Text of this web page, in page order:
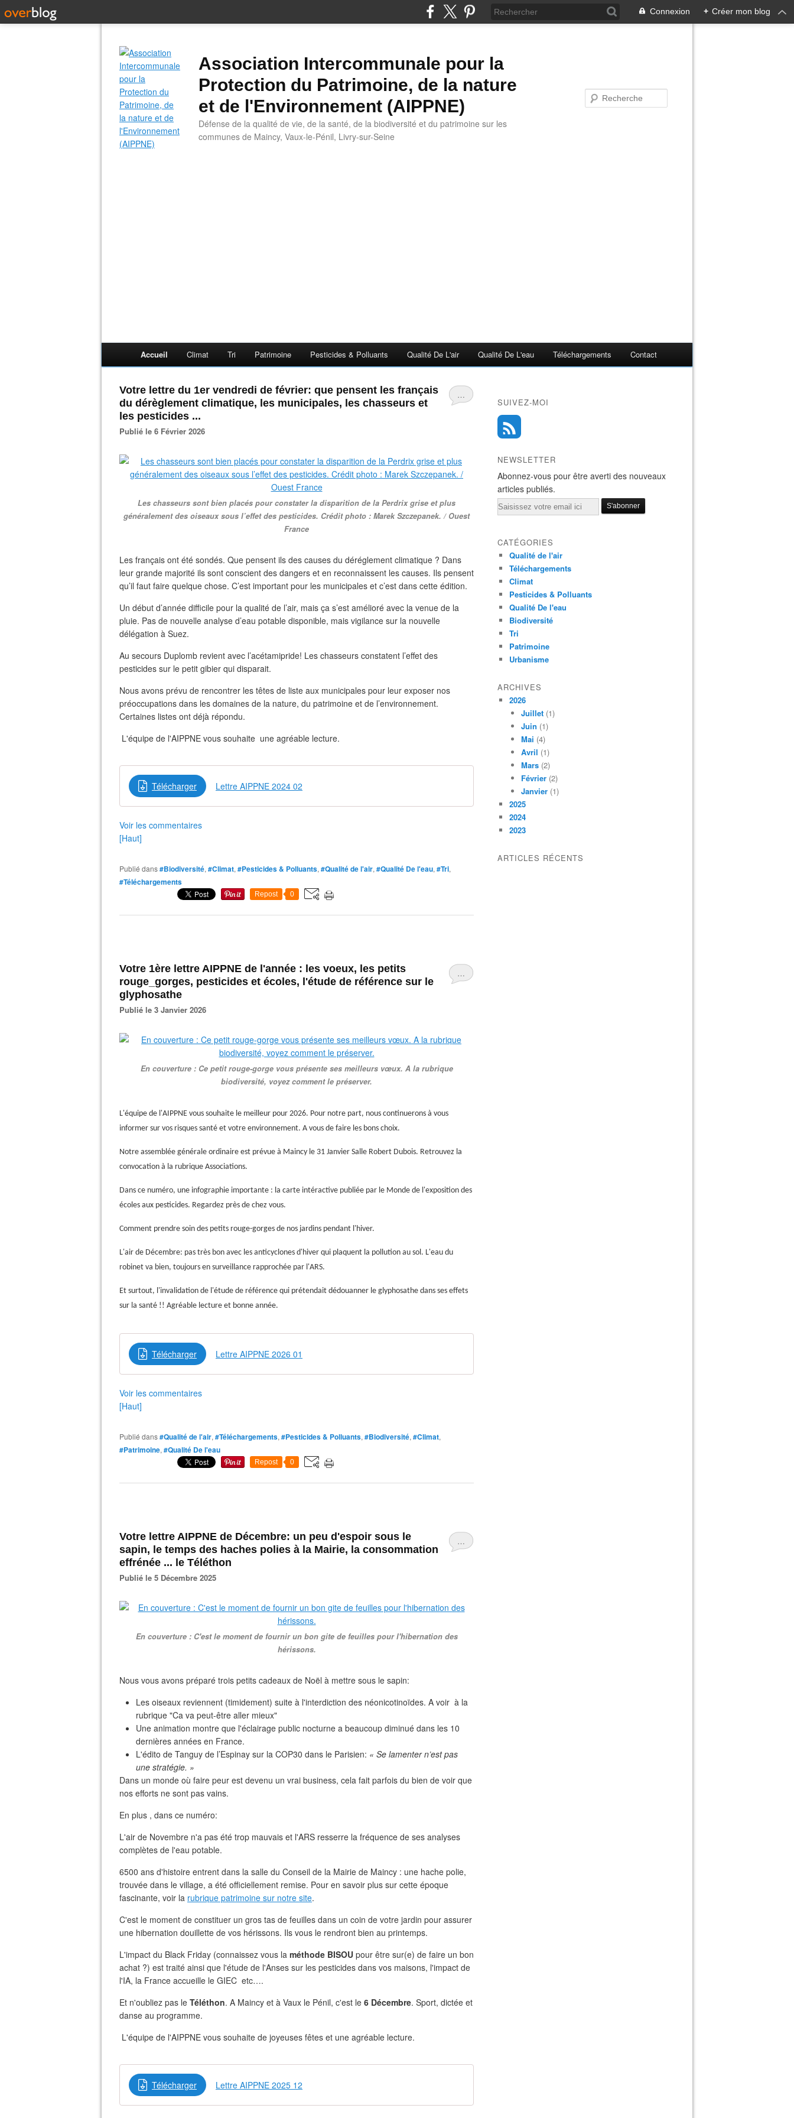
Connexion + Créer mon blog
Association Intercommunale pour la
Protection du Patrimoine, de la nature
et de l'Environnement (AIPPNE)
Défense de la qualité de vie, de la santé, de la biodiversité et du patrimoine sur les
communes de Maincy, Vaux-le-Pénil, Livry-sur-Seine
Accueil Climat Tri Patrimoine Pesticides & Polluants Qualité De L'air Qualité De L'eau Téléchargements Contact
…
Votre lettre du 1er vendredi de février: que pensent les français
du dérèglement climatique, les municipales, les chasseurs et
les pesticides ...
Publié le 6 Février 2026
Les chasseurs sont bien placés pour constater la disparition de la Perdrix grise et plus
généralement des oiseaux sous l’effet des pesticides. Crédit photo : Marek Szczepanek. / Ouest
France
Les français ont été sondés. Que pensent ils des causes du déréglement climatique ? Dans
leur grande majorité ils sont conscient des dangers et en reconnaissent les causes. Ils pensent
qu’il faut faire quelque chose. C’est important pour les municipales et c’est dans cette édition.
Un début d’année difficile pour la qualité de l’air, mais ça s’est amélioré avec la venue de la
pluie. Pas de nouvelle analyse d’eau potable disponible, mais vigilance sur la nouvelle
délégation à Suez.
Au secours Duplomb revient avec l’acétamipride! Les chasseurs constatent l’effet des
pesticides sur le petit gibier qui disparait.
Nous avons prévu de rencontrer les têtes de liste aux municipales pour leur exposer nos
préoccupations dans les domaines de la nature, du patrimoine et de l’environnement.
Certaines listes ont déjà répondu.
L'équipe de l'AIPPNE vous souhaite une agréable lecture.
Télécharger Lettre AIPPNE 2024 02
Voir les commentaires
[Haut]
Publié dans#Biodiversité, #Climat, #Pesticides & Polluants, #Qualité de l'air, #Qualité De l'eau, #Tri,
#Téléchargements
Repost 0
…
Votre 1ère lettre AIPPNE de l'année : les voeux, les petits
rouge_gorges, pesticides et écoles, l'étude de référence sur le
glyphosathe
Publié le 3 Janvier 2026
En couverture : Ce petit rouge-gorge vous présente ses meilleurs vœux. A la rubrique
biodiversité, voyez comment le préserver.
L'équipe de l'AIPPNE vous souhaite le meilleur pour 2026. Pour notre part, nous continuerons à vous
informer sur vos risques santé et votre environnement. A vous de faire les bons choix.
Notre assemblée générale ordinaire est prévue à Maincy le 31 Janvier Salle Robert Dubois. Retrouvez la
convocation à la rubrique Associations.
Dans ce numéro, une infographie importante : la carte intéractive publiée par le Monde de l'exposition des
écoles aux pesticides. Regardez près de chez vous.
Comment prendre soin des petits rouge-gorges de nos jardins pendant l'hiver.
L'air de Décembre: pas très bon avec les anticyclones d'hiver qui plaquent la pollution au sol. L'eau du
robinet va bien, toujours en surveillance rapprochée par l'ARS.
Et surtout, l'invalidation de l'étude de référence qui prétendait dédouanner le glyphosathe dans ses effets
sur la santé !! Agréable lecture et bonne année.
Télécharger Lettre AIPPNE 2026 01
Voir les commentaires
[Haut]
Publié dans#Qualité de l'air, #Téléchargements, #Pesticides & Polluants, #Biodiversité, #Climat,
#Patrimoine, #Qualité De l'eau
Repost 0
…
Votre lettre AIPPNE de Décembre: un peu d'espoir sous le
sapin, le temps des haches polies à la Mairie, la consommation
effrénée ... le Téléthon
Publié le 5 Décembre 2025
En couverture : C'est le moment de fournir un bon gite de feuilles pour l'hibernation des
hérissons.
Nous vous avons préparé trois petits cadeaux de Noël à mettre sous le sapin:
Les oiseaux reviennent (timidement) suite à l'interdiction des néonicotinoïdes. A voir à la
rubrique "Ca va peut-être aller mieux"
Une animation montre que l'éclairage public nocturne a beaucoup diminué dans les 10
dernières années en France.
L'édito de Tanguy de l’Espinay sur la COP30 dans le Parisien: « Se lamenter n’est pas
une stratégie. »
Dans un monde où faire peur est devenu un vrai business, cela fait parfois du bien de voir que
nos efforts ne sont pas vains.
En plus , dans ce numéro:
L'air de Novembre n'a pas été trop mauvais et l'ARS resserre la fréquence de ses analyses
complètes de l'eau potable.
6500 ans d'histoire entrent dans la salle du Conseil de la Mairie de Maincy : une hache polie,
trouvée dans le village, a été officiellement remise. Pour en savoir plus sur cette époque
fascinante, voir la rubrique patrimoine sur notre site.
C'est le moment de constituer un gros tas de feuilles dans un coin de votre jardin pour assurer
une hibernation douillette de vos hérissons. Ils vous le rendront bien au printemps.
L'impact du Black Friday (connaissez vous la méthode BISOU pour être sur(e) de faire un bon
achat ?) est traité ainsi que l'étude de l'Anses sur les pesticides dans vos maisons, l'impact de
l'IA, la France accueille le GIEC etc….
Et n'oubliez pas le Téléthon. A Maincy et à Vaux le Pénil, c'est le 6 Décembre. Sport, dictée et
danse au programme.
L'équipe de l'AIPPNE vous souhaite de joyeuses fêtes et une agréable lecture.
Télécharger Lettre AIPPNE 2025 12
SUIVEZ-MOI
NEWSLETTER
Abonnez-vous pour être averti des nouveaux
articles publiés.
Email
CATÉGORIES
Qualité de l'air
Téléchargements
Climat
Pesticides & Polluants
Qualité De l'eau
Biodiversité
Tri
Patrimoine
Urbanisme
ARCHIVES
2026
Juillet (1)
Juin (1)
Mai (4)
Avril (1)
Mars (2)
Février (2)
Janvier (1)
2025
2024
2023
ARTICLES RÉCENTS